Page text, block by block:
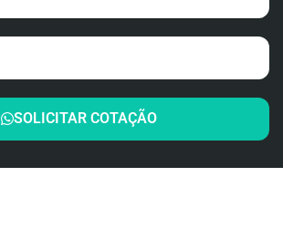
SOLICITAR COTAÇÃO